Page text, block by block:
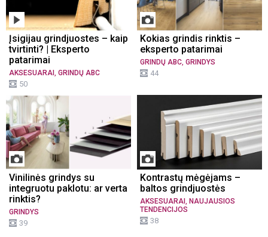
Įsigijau grindjuostes – kaip
tvirtinti? | Eksperto
patarimai
AKSESUARAI GRINDŲ ABC
50
Kokias grindis rinktis –
eksperto patarimai
GRINDŲ ABC GRINDYS
44
Vinilinės grindys su
integruotu paklotu: ar verta
rinktis?
GRINDYS
39
Kontrastų mėgėjams –
baltos grindjuostės
AKSESUARAI , NAUJAUSIOS
TENDENCIJOS
38